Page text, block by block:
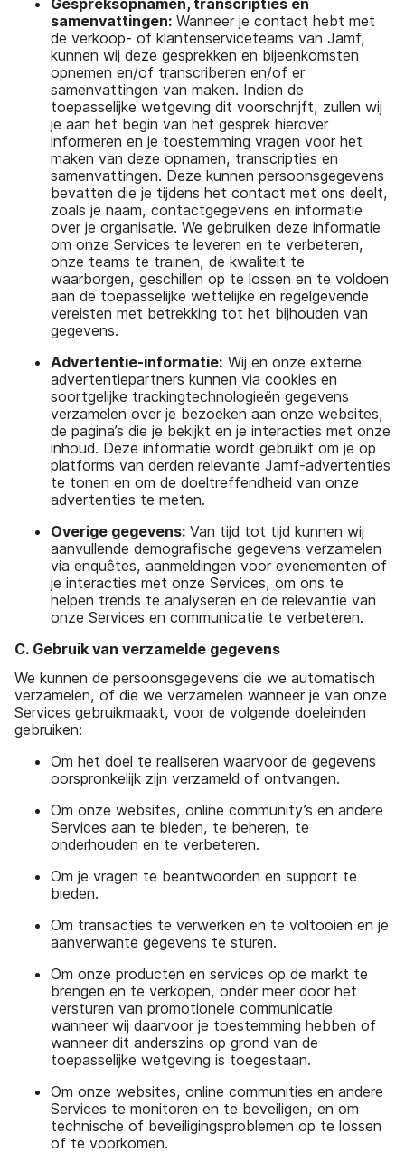
Gespreksopnamen, transcripties en
samenvattingen: Wanneer je contact hebt met
de verkoop- of klantenserviceteams van Jamf,
kunnen wij deze gesprekken en bijeenkomsten
opnemen en/of transcriberen en/of er
samenvattingen van maken. Indien de
toepasselijke wetgeving dit voorschrijft, zullen wij
je aan het begin van het gesprek hierover
informeren en je toestemming vragen voor het
maken van deze opnamen, transcripties en
samenvattingen. Deze kunnen persoonsgegevens
bevatten die je tijdens het contact met ons deelt,
zoals je naam, contactgegevens en informatie
over je organisatie. We gebruiken deze informatie
om onze Services te leveren en te verbeteren,
onze teams te trainen, de kwaliteit te
waarborgen, geschillen op te lossen en te voldoen
aan de toepasselijke wettelijke en regelgevende
vereisten met betrekking tot het bijhouden van
gegevens.
Advertentie-informatie: Wij en onze externe
advertentiepartners kunnen via cookies en
soortgelijke trackingtechnologieën gegevens
verzamelen over je bezoeken aan onze websites,
de pagina’s die je bekijkt en je interacties met onze
inhoud. Deze informatie wordt gebruikt om je op
platforms van derden relevante Jamf-advertenties
te tonen en om de doeltreffendheid van onze
advertenties te meten.
Overige gegevens: Van tijd tot tijd kunnen wij
aanvullende demografische gegevens verzamelen
via enquêtes, aanmeldingen voor evenementen of
je interacties met onze Services, om ons te
helpen trends te analyseren en de relevantie van
onze Services en communicatie te verbeteren.
C. Gebruik van verzamelde gegevens
We kunnen de persoonsgegevens die we automatisch
verzamelen, of die we verzamelen wanneer je van onze
Services gebruikmaakt, voor de volgende doeleinden
gebruiken:
Om het doel te realiseren waarvoor de gegevens
oorspronkelijk zijn verzameld of ontvangen.
Om onze websites, online community’s en andere
Services aan te bieden, te beheren, te
onderhouden en te verbeteren.
Om je vragen te beantwoorden en support te
bieden.
Om transacties te verwerken en te voltooien en je
aanverwante gegevens te sturen.
Om onze producten en services op de markt te
brengen en te verkopen, onder meer door het
versturen van promotionele communicatie
wanneer wij daarvoor je toestemming hebben of
wanneer dit anderszins op grond van de
toepasselijke wetgeving is toegestaan.
Om onze websites, online communities en andere
Services te monitoren en te beveiligen, en om
technische of beveiligingsproblemen op te lossen
of te voorkomen.